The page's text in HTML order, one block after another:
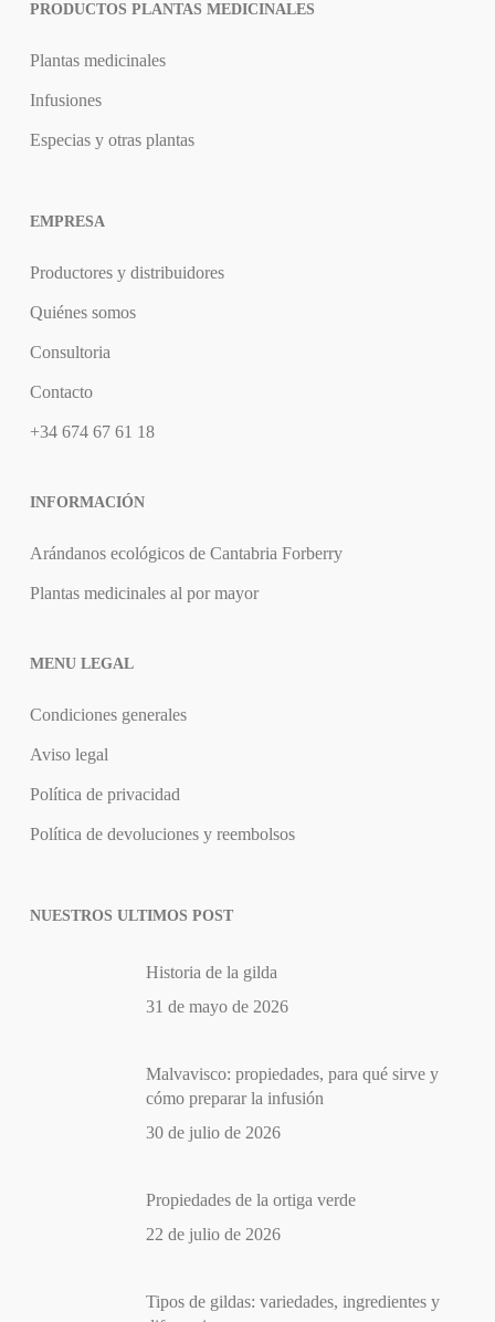
PRODUCTOS PLANTAS MEDICINALES
Plantas medicinales
Infusiones
Especias y otras plantas
EMPRESA
Productores y distribuidores
Quiénes somos
Consultoria
Contacto
+34 674 67 61 18
INFORMACIÓN
Arándanos ecológicos de Cantabria Forberry
Plantas medicinales al por mayor
MENU LEGAL
Condiciones generales
Aviso legal
Política de privacidad
Política de devoluciones y reembolsos
NUESTROS ULTIMOS POST
Historia de la gilda
31 de mayo de 2026
Malvavisco: propiedades, para qué sirve y
cómo preparar la infusión
30 de julio de 2026
Propiedades de la ortiga verde
22 de julio de 2026
Tipos de gildas: variedades, ingredientes y